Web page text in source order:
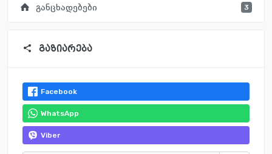
განცხადებები 3
გაზიარება
Facebook
WhatsApp
Viber